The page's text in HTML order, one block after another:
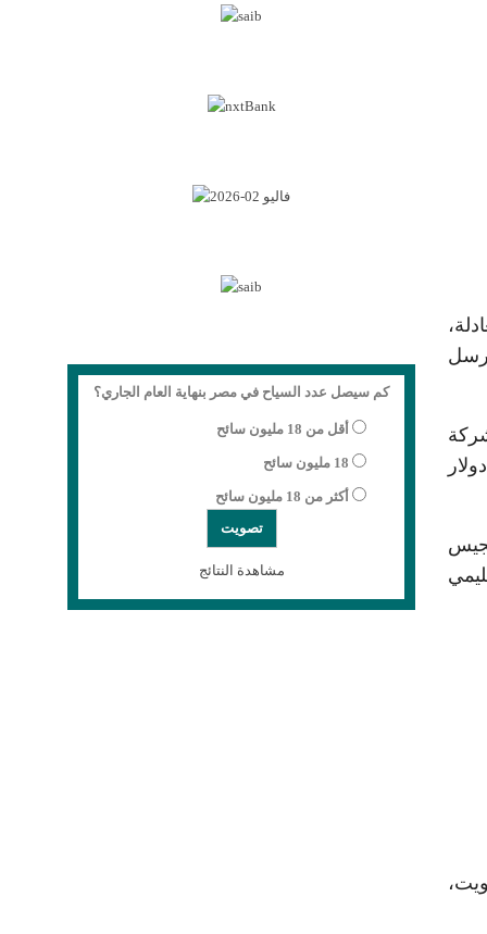
كم سيصل عدد السياح في مصر بنهاية العام الجاري؟
أقل من 18 مليون سائح
18 مليون سائح
أكثر من 18 مليون سائح
مشاهدة النتائج